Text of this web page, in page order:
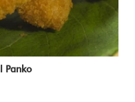
Panko